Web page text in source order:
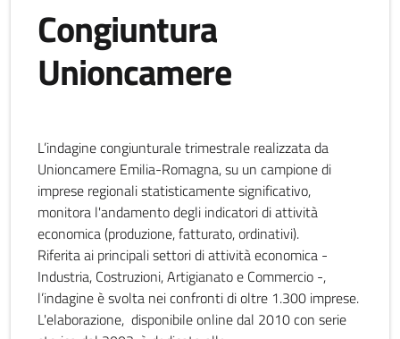
Congiuntura
Unioncamere
L’indagine congiunturale trimestrale realizzata da
Unioncamere Emilia-Romagna, su un campione di
imprese regionali statisticamente significativo,
monitora l'andamento degli indicatori di attività
economica (produzione, fatturato, ordinativi).
Riferita ai principali settori di attività economica -
Industria, Costruzioni, Artigianato e Commercio -,
l’indagine è svolta nei confronti di oltre 1.300 imprese.
L'elaborazione, disponibile online dal 2010 con serie